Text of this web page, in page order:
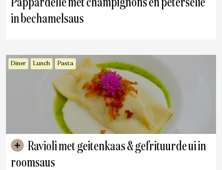
Pappardelle met champignons en peterselie
in bechamelsaus
Diner Lunch Pasta
roomsaus